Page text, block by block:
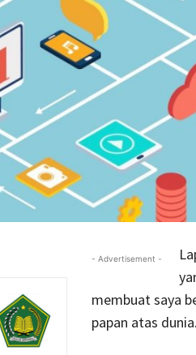
- Advertisement -
membuat saya
papan atas dunia.